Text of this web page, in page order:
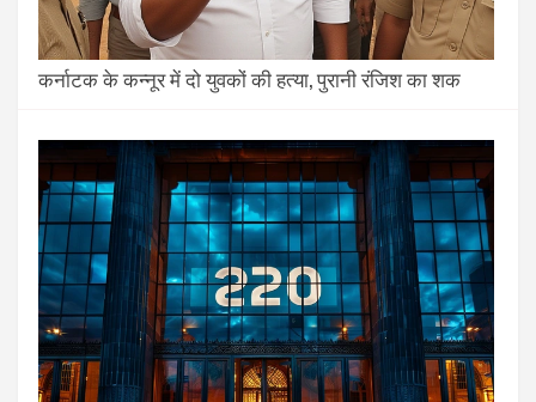
कर्नाटक के कन्नूर में दो युवकों की हत्या, पुरानी रंजिश का शक